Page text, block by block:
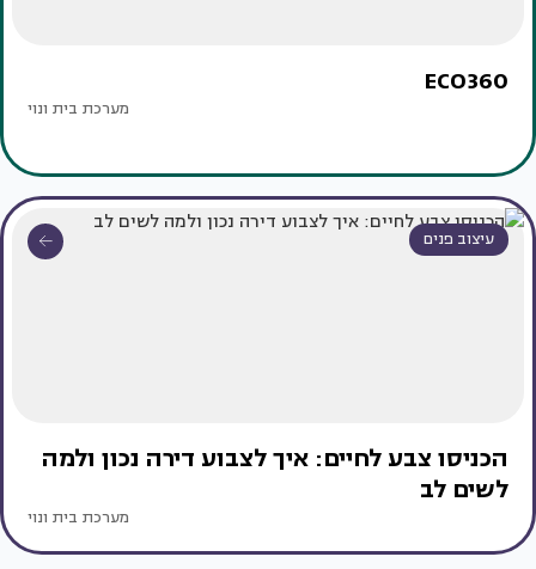
ECO360
מערכת בית ונוי
עיצוב פנים
הכניסו צבע לחיים: איך לצבוע דירה נכון ולמה
לשים לב
מערכת בית ונוי